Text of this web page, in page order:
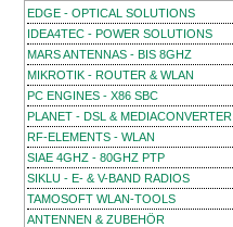
EDGE - OPTICAL SOLUTIONS
IDEA4TEC - POWER SOLUTIONS
MARS ANTENNAS - BIS 8GHZ
MIKROTIK - ROUTER & WLAN
PC ENGINES - X86 SBC
PLANET - DSL & MEDIACONVERTER
RF-ELEMENTS - WLAN
SIAE 4GHZ - 80GHZ PTP
SIKLU - E- & V-BAND RADIOS
TAMOSOFT WLAN-TOOLS
ANTENNEN & ZUBEHÖR